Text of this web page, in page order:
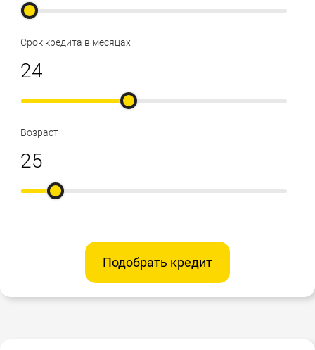
Срок кредита в месяцах
Возраст
Подобрать кредит